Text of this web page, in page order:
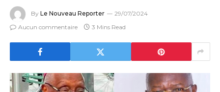
By Le Nouveau Reporter
29/07/2024
Aucun commentaire
3 Mins Read